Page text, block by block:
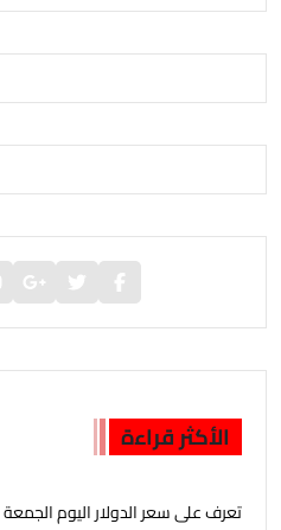
الأكثر قراءة
تعرف على سعر الدولار اليوم الجمعة 7 أغسطس 2026